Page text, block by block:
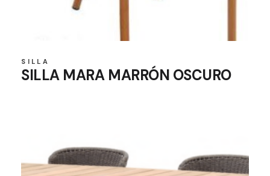
SILLA
SILLA MARA MARRÓN OSCURO